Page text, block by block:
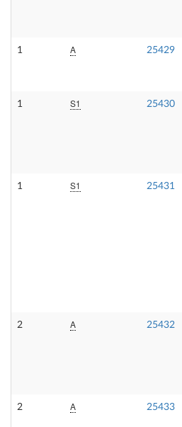
1 A 25429
1 S1 25430
1 S1 25431
2 A 25432
2 A 25433